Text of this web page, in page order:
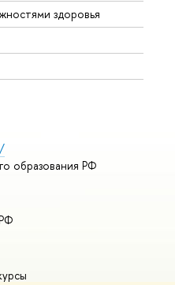
здоровья
образования РФ